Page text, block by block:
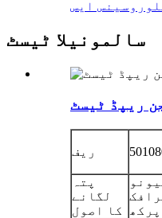
سالمونیلا ٹیسٹ
ریپڈ ٹیسٹ
ریف
پتہ
لگانے
کا اصول
پرکھ